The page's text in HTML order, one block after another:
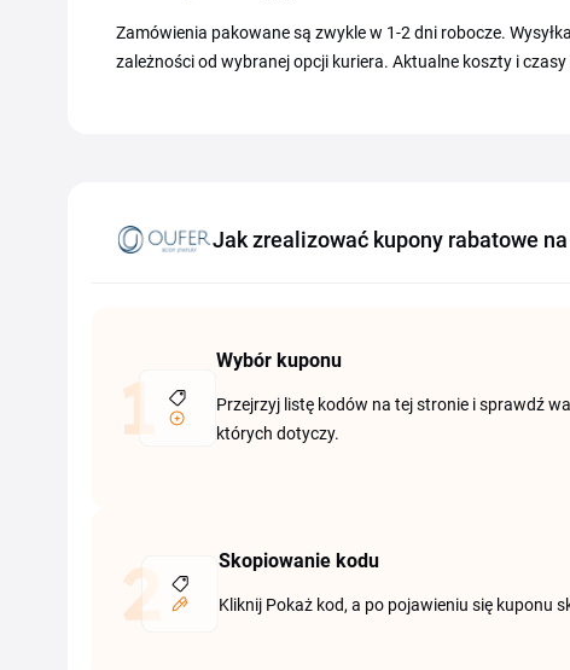
Zamówienia pakowane są zwykle w 1-2 dni robocze.
zależności od wybranej opcji kuriera. Aktualne koszty i
Jak zrealizować kupony rabatowe
Wybór kuponu
Przejrzyj listę kodów na tej stronie i sprawdź
których dotyczy.
Skopiowanie kodu
Kliknij Pokaż kod, a po pojawieniu się kuponu